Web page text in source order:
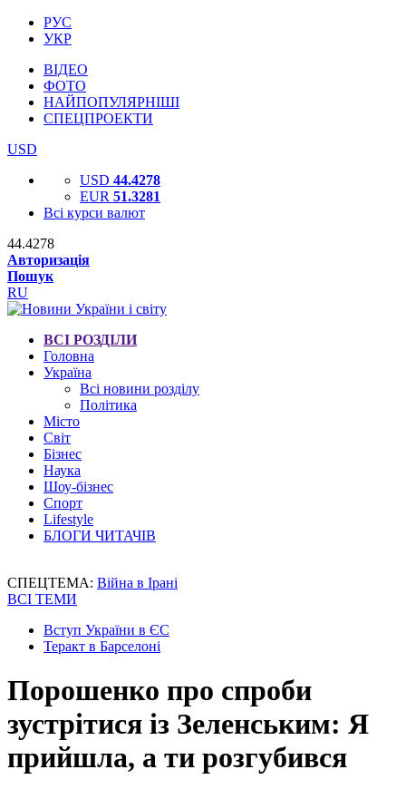
РУС
УКР
ВІДЕО
ФОТО
НАЙПОПУЛЯРНІШІ
СПЕЦПРОЕКТИ
USD
USD 44.4278
EUR 51.3281
Всі курси валют
44.4278
Авторизація
Пошук
RU
ВСІ РОЗДІЛИ
Головна
Україна
Всі новини розділу
Політика
Місто
Світ
Бізнес
Наука
Шоу-бізнес
Спорт
Lifestyle
БЛОГИ ЧИТАЧІВ
СПЕЦТЕМА: Війна в Ірані
ВСІ ТЕМИ
Вступ України в ЄС
Теракт в Барселоні
Порошенко про спроби
зустрітися із Зеленським: Я
прийшла, а ти розгубився